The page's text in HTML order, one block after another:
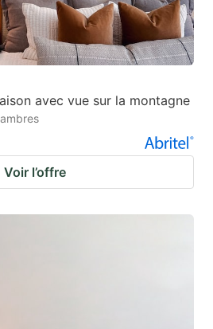
avec vue sur la montagne
Voir l’offre